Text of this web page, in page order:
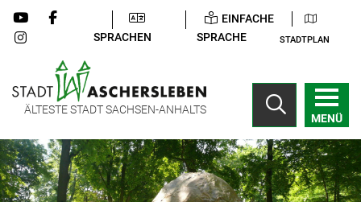
SPRACHEN
EINFACHE
SPRACHE
STADTPLAN
ÄLTESTE STADT SACHSEN-ANHALTS
MENÜ